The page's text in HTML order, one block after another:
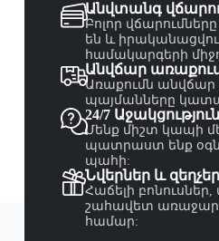
Անվտանգ
Բոլոր
են և
համակարգերի
Անվճար
Առաքումն անվճար
պայմանները
24/7 Աջակցություն
Մենք միշտ կապի
պատրաստ ենք
պահի:
Նվերներ և զեղչեր
Հաճելի
շահավետ
համար: